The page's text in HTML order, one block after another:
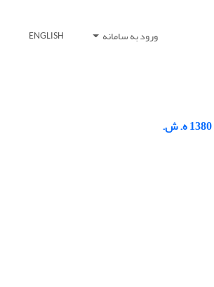
ورود به سامانه ENGLISH